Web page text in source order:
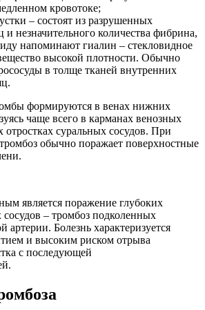
кровотоке;
– состоят из разрушенных
и незначительного количества фибрина,
напоминают гиалин – стекловидное
высокой плотности. Обычно
в толще тканей внутренних
формируются в венах нижних
чаще всего в карманах венозных
суральных сосудов. При
обычно поражает поверхностные
является поражение глубоких
сосудов – тромбоз подколенных
артерии. Болезнь характеризуется
и высоким риском отрыва
с последующей